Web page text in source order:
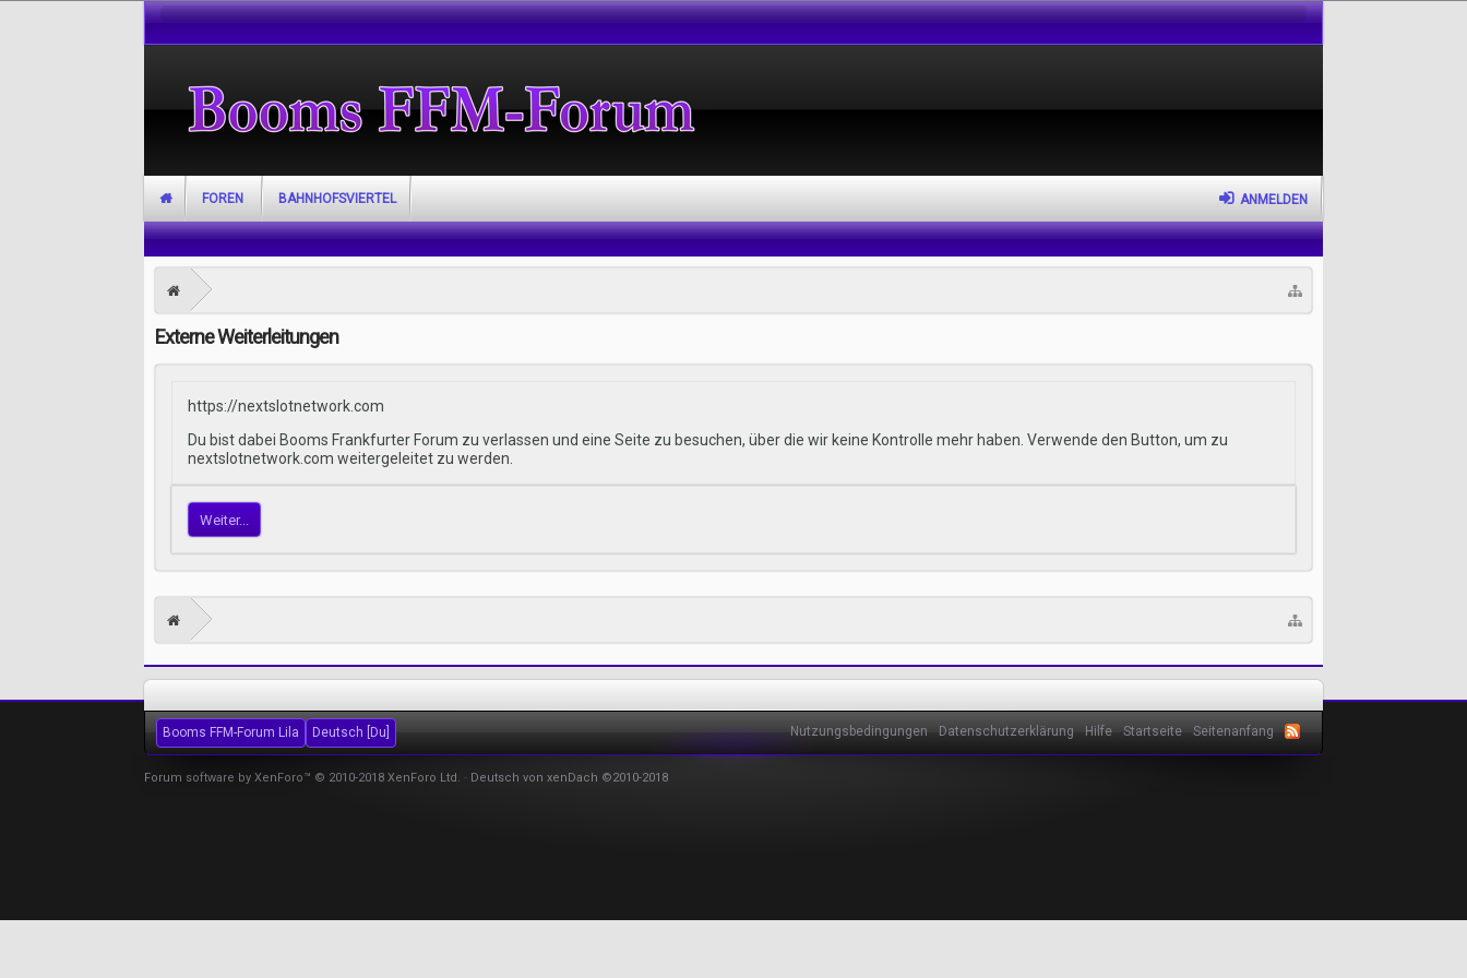
Externe Weiterleitungen
https://nextslotnetwork.com
Du bist dabei Booms Frankfurter Forum zu verlassen und eine Seite zu besuchen, über die wir keine Kontrolle mehr haben. Verwende den Button, um zu
nextslotnetwork.com weitergeleitet zu werden.
Weiter...
FOREN BAHNHOFSVIERTEL ANMELDEN
Booms FFM-Forum Lila Deutsch [Du] Nutzungsbedingungen Datenschutzerklärung Hilfe Startseite Seitenanfang
Forum software by XenForo™ © 2010-2018 XenForo Ltd. - Deutsch von xenDach ©2010-2018